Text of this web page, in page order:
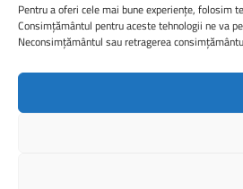
Pentru a oferi cele mai bune experiențe, folosim
Consimțământul pentru aceste tehnologii ne va
Neconsimțământul sau retragerea